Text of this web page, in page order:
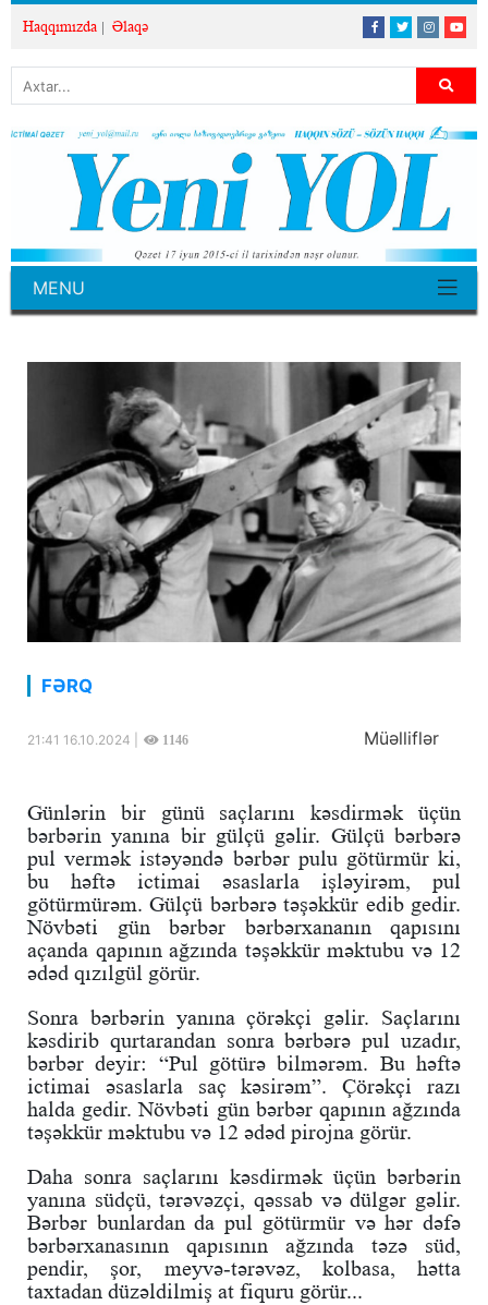
Haqqımızda Əlaqə
MENU
FƏRQ
21:41 16.10.2024 | 1146 Müəlliflər
Günlərin bir günü saçlarını kəsdirmək üçün
bərbərin yanına bir gülçü gəlir. Gülçü bərbərə
pul vermək istəyəndə bərbər pulu götürmür ki,
bu həftə ictimai əsaslarla işləyirəm, pul
götürmürəm. Gülçü bərbərə təşəkkür edib gedir.
Növbəti gün bərbər bərbərxananın qapısını
açanda qapının ağzında təşəkkür məktubu və 12
ədəd qızılgül görür.
Sonra bərbərin yanına çörəkçi gəlir. Saçlarını
kəsdirib qurtarandan sonra bərbərə pul uzadır,
bərbər deyir: “Pul götürə bilmərəm. Bu həftə
ictimai əsaslarla saç kəsirəm”. Çörəkçi razı
halda gedir. Növbəti gün bərbər qapının ağzında
təşəkkür məktubu və 12 ədəd pirojna görür.
Daha sonra saçlarını kəsdirmək üçün bərbərin
yanına südçü, tərəvəzçi, qəssab və dülgər gəlir.
Bərbər bunlardan da pul götürmür və hər dəfə
bərbərxanasının qapısının ağzında təzə süd,
pendir, şor, meyvə-tərəvəz, kolbasa, hətta
taxtadan düzəldilmiş at fiquru görür...